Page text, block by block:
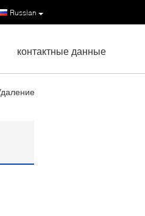
Russian
контактные данные